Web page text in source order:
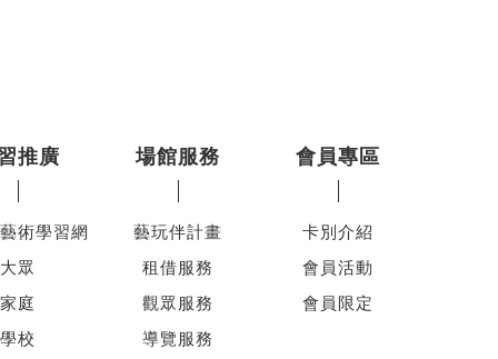
推廣
術學習網
大眾
家庭
學校
場館服務
藝玩伴計畫
租借服務
觀眾服務
導覽服務
會員專區
卡別介紹
會員活動
會員限定